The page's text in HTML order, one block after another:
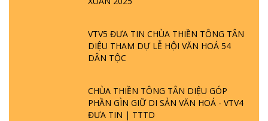
VTV5 ĐƯA TIN CHÙA THIỀN TÔNG TÂN
DIỆU THAM DỰ LỄ HỘI VĂN HOÁ 54
DÂN TỘC
CHÙA THIỀN TÔNG TÂN DIỆU GÓP
PHẦN GÌN GIỮ DI SẢN VĂN HOÁ - VTV4
ĐƯA TIN | TTTD